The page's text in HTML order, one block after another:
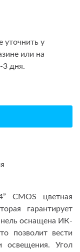
уточнить у
или на
3 дня.
CMOS цветная
гарантирует
оснащена ИК-
позволит вести
освещения. Угол